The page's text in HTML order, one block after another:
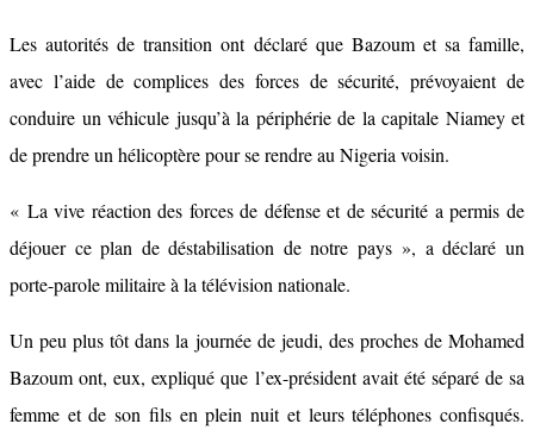
Les autorités de transition ont déclaré que Bazoum et sa famille,
avec l’aide de complices des forces de sécurité, prévoyaient de
conduire un véhicule jusqu’à la périphérie de la capitale Niamey et
de prendre un hélicoptère pour se rendre au Nigeria voisin.
« La vive réaction des forces de défense et de sécurité a permis de
déjouer ce plan de déstabilisation de notre pays », a déclaré un
porte-parole militaire à la télévision nationale.
Un peu plus tôt dans la journée de jeudi, des proches de Mohamed
Bazoum ont, eux, expliqué que l’ex-président avait été séparé de sa
femme et de son fils en plein nuit et leurs téléphones confisqués.